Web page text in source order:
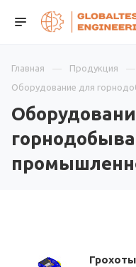
Главная
Продукция
Оборудование для
Грохоты